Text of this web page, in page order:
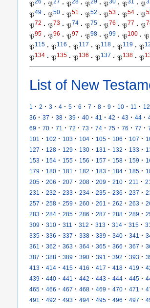
𝔓26 · 𝔓27 · 𝔓28 · 𝔓29 · 𝔓30 · 𝔓31 · 𝔓
𝔓49 · 𝔓50 · 𝔓51 · 𝔓52 · 𝔓53 · 𝔓54 · 𝔓
𝔓72 · 𝔓73 · 𝔓74 · 𝔓75 · 𝔓76 · 𝔓77 · 𝔓
𝔓95 · 𝔓96 · 𝔓97 · 𝔓98 · 𝔓99 · 𝔓100 · 𝔓
𝔓115 · 𝔓116 · 𝔓117 · 𝔓118 · 𝔓119 · 𝔓
𝔓134 · 𝔓135 · 𝔓136 · 𝔓137 · 𝔓138 · 𝔓
List of New
1 · 2 · 3 · 4 · 5 · 6 · 7 · 8 · 9 · 10 · 11 · 12
36 · 37 · 38 · 39 · 40 · 41 · 42 · 43 · 44 ·
69 · 70 · 71 · 72 · 73 · 74 · 75 · 76 · 77 ·
101
· 102 · 103 · 104 · 105 · 106 · 107 ·
127 · 128 · 129 · 130 · 131 · 132 · 133 ·
153 · 154 · 155 · 156 · 157 · 158 · 159 ·
179 · 180 · 181 · 182 · 183 · 184 · 185 ·
205 · 206 · 207 · 208 · 209 · 210 · 211 ·
231
· 232 · 233 · 234 · 235 · 236 · 237 ·
257 · 258 · 259 · 260 · 261 · 262 · 263 ·
283 · 284 · 285 · 286 · 287 · 288 · 289 ·
309 · 310 · 311 · 312 · 313 · 314 · 315 ·
335 · 336 · 337 · 338 · 339 · 340 · 341 ·
361
· 362 · 363 · 364 · 365 · 366 · 367 ·
387 · 388 · 389 · 390 · 391 · 392 · 393 ·
413 · 414 · 415 · 416 · 417 · 418 · 419 ·
439 · 440 · 441 · 442 · 443 · 444 · 445 ·
465 · 466 · 467 · 468 · 469 · 470 · 471 ·
491
· 492 · 493 · 494 · 495 · 496 · 497 ·